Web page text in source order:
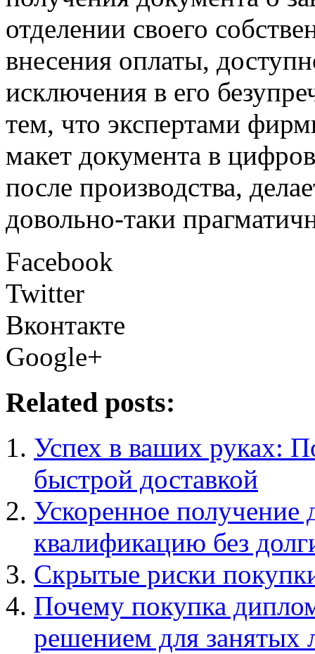
отделении своего
внесения оплаты,
исключения в его
тем, что экспертами
макет документа в
после производства,
довольно-таки
Facebook
Twitter
Вконтакте
Google+
Related posts:
Успех в ваших руках:
быстрой доставкой
Ускоренное получение
квалификацию без
Скрытые риски
Почему покупка
решением для занятых